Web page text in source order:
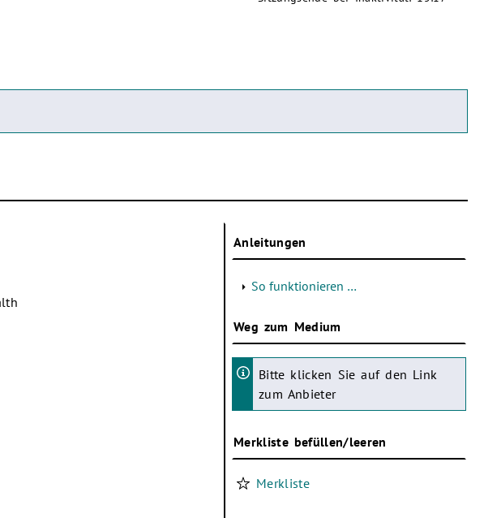
Anleitungen
So funktionieren …
Weg zum Medium
Bitte klicken Sie auf den Link
zum Anbieter
Merkliste befüllen/leeren
Merkliste